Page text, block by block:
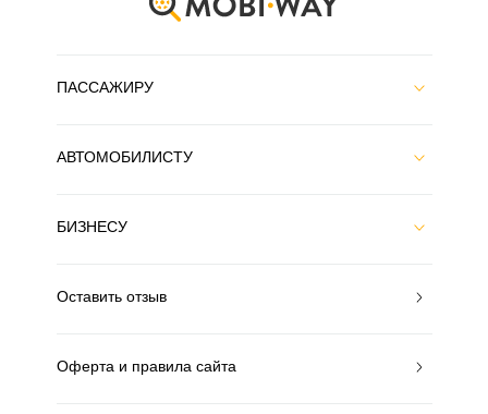
ПАССАЖИРУ
АВТОМОБИЛИСТУ
БИЗНЕСУ
Оставить отзыв
Оферта и правила сайта